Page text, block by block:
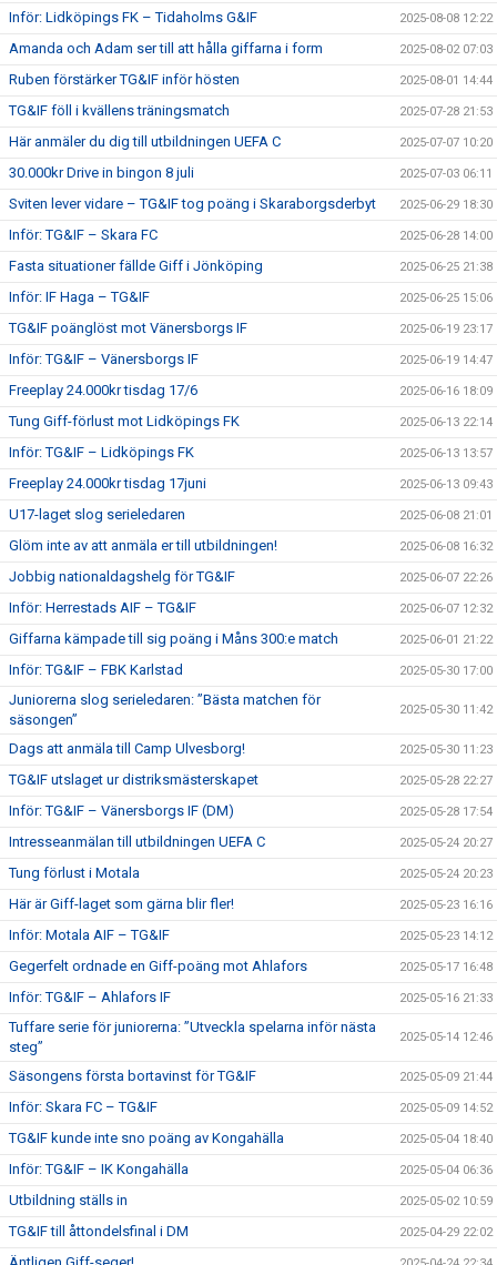
Inför: Lidköpings FK – Tidaholms G&IF 2025-08-08 12:22
Amanda och Adam ser till att hålla giffarna i form 2025-08-02 07:03
Ruben förstärker TG&IF inför hösten 2025-08-01 14:44
TG&IF föll i kvällens träningsmatch 2025-07-28 21:53
Här anmäler du dig till utbildningen UEFA C 2025-07-07 10:20
30.000kr Drive in bingon 8 juli 2025-07-03 06:11
Sviten lever vidare – TG&IF tog poäng i Skaraborgsderbyt 2025-06-29 18:30
Inför: TG&IF – Skara FC 2025-06-28 14:00
Fasta situationer fällde Giff i Jönköping 2025-06-25 21:38
Inför: IF Haga – TG&IF 2025-06-25 15:06
TG&IF poänglöst mot Vänersborgs IF 2025-06-19 23:17
Inför: TG&IF – Vänersborgs IF 2025-06-19 14:47
Freeplay 24.000kr tisdag 17/6 2025-06-16 18:09
Tung Giff-förlust mot Lidköpings FK 2025-06-13 22:14
Inför: TG&IF – Lidköpings FK 2025-06-13 13:57
Freeplay 24.000kr tisdag 17juni 2025-06-13 09:43
U17-laget slog serieledaren 2025-06-08 21:01
Glöm inte av att anmäla er till utbildningen! 2025-06-08 16:32
Jobbig nationaldagshelg för TG&IF 2025-06-07 22:26
Inför: Herrestads AIF – TG&IF 2025-06-07 12:32
Giffarna kämpade till sig poäng i Måns 300:e match 2025-06-01 21:22
Inför: TG&IF – FBK Karlstad 2025-05-30 17:00
Juniorerna slog serieledaren: ”Bästa matchen för
säsongen”
2025-05-30 11:42
Dags att anmäla till Camp Ulvesborg! 2025-05-30 11:23
TG&IF utslaget ur distriksmästerskapet 2025-05-28 22:27
Inför: TG&IF – Vänersborgs IF (DM) 2025-05-28 17:54
Intresseanmälan till utbildningen UEFA C 2025-05-24 20:27
Tung förlust i Motala 2025-05-24 20:23
Här är Giff-laget som gärna blir fler! 2025-05-23 16:16
Inför: Motala AIF – TG&IF 2025-05-23 14:12
Gegerfelt ordnade en Giff-poäng mot Ahlafors 2025-05-17 16:48
Inför: TG&IF – Ahlafors IF 2025-05-16 21:33
Tuffare serie för juniorerna: ”Utveckla spelarna inför nästa
steg”
2025-05-14 12:46
Säsongens första bortavinst för TG&IF 2025-05-09 21:44
Inför: Skara FC – TG&IF 2025-05-09 14:52
TG&IF kunde inte sno poäng av Kongahälla 2025-05-04 18:40
Inför: TG&IF – IK Kongahälla 2025-05-04 06:36
Utbildning ställs in 2025-05-02 10:59
TG&IF till åttondelsfinal i DM 2025-04-29 22:02